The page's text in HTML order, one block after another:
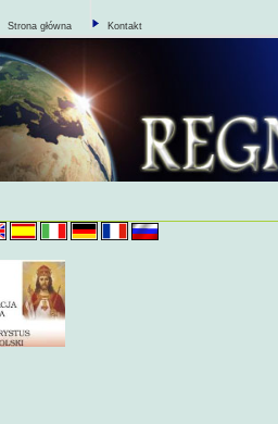
Strona główna Kontakt